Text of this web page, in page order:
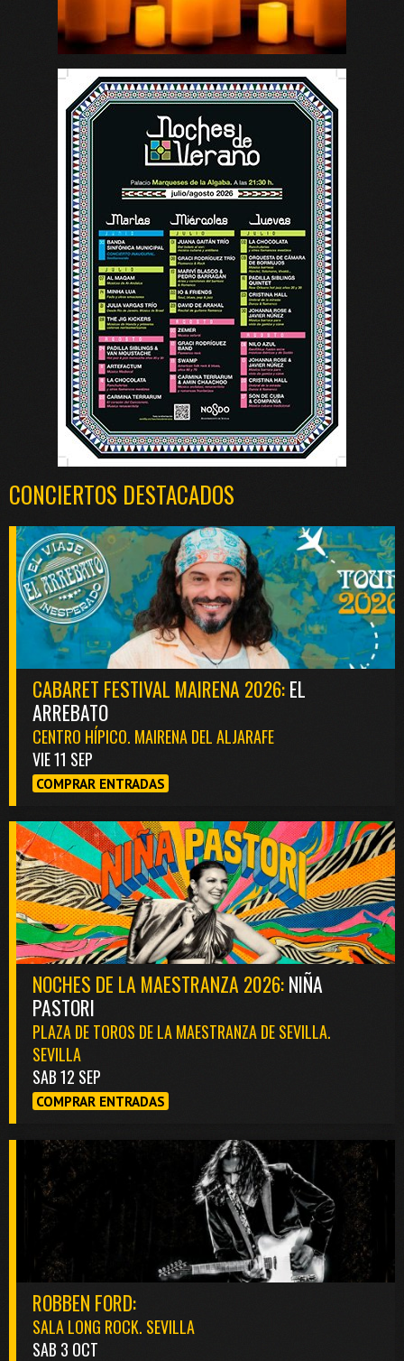
CONCIERTOS DESTACADOS
CABARET FESTIVAL MAIRENA 2026:EL
ARREBATO
CENTRO HÍPICO. MAIRENA DEL ALJARAFE
VIE 11 SEP
COMPRAR ENTRADAS
NOCHES DE LA MAESTRANZA 2026:NIÑA
PASTORI
PLAZA DE TOROS DE LA MAESTRANZA DE SEVILLA.
SEVILLA
SAB 12 SEP
COMPRAR ENTRADAS
ROBBEN FORD:
SALA LONG ROCK. SEVILLA
SAB 3 OCT